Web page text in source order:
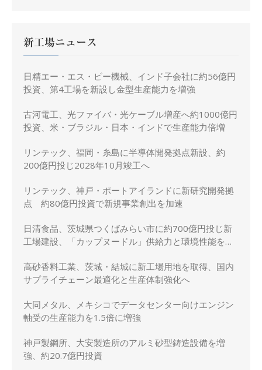
新工場ニュース
日精エー・エス・ビー機械、インド子会社に約56億円
投資、第4工場を新設し金型生産能力を増強
古河電工、光ファイバ・光ケーブル増産へ約1000億円
投資、米・ブラジル・日本・インドで生産能力倍増
リンテック、福岡・糸島に半導体開発拠点新設、約
200億円投じ2028年10月竣工へ
リンテック、神戸・ポートアイランドに新研究開発拠
点 約80億円投資で新規事業創出を加速
日清食品、茨城県つくばみらい市に約700億円投じ新
工場建設、「カップヌードル」供給力と環境性能を強
高砂香料工業、茨城・結城に新工場用地を取得、国内
サプライチェーン最適化と生産体制強化へ
大同メタル、メキシコでデータセンター向けエンジン
軸受の生産能力を1.5倍に増強
神戸製鋼所、大安製造所のアルミ砂型鋳造設備を増
強、約20.7億円投資